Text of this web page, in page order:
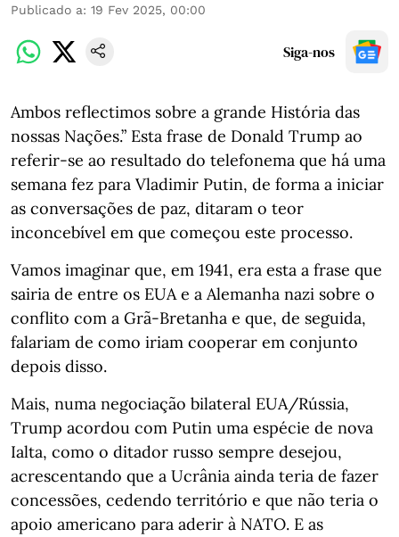
Publicado a: 19 Fev 2025, 00:00
Siga-nos
Ambos reflectimos sobre a grande História das
nossas Nações.” Esta frase de Donald Trump ao
referir-se ao resultado do telefonema que há uma
semana fez para Vladimir Putin, de forma a iniciar
as conversações de paz, ditaram o teor
inconcebível em que começou este processo.
Vamos imaginar que, em 1941, era esta a frase que
sairia de entre os EUA e a Alemanha nazi sobre o
conflito com a Grã-Bretanha e que, de seguida,
falariam de como iriam cooperar em conjunto
depois disso.
Mais, numa negociação bilateral EUA/Rússia,
Trump acordou com Putin uma espécie de nova
Ialta, como o ditador russo sempre desejou,
acrescentando que a Ucrânia ainda teria de fazer
concessões, cedendo território e que não teria o
apoio americano para aderir à NATO. E as